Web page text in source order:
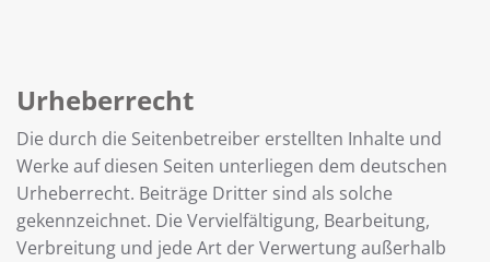
Urheberrecht
Die durch die Seitenbetreiber erstellten Inhalte und
Werke auf diesen Seiten unterliegen dem deutschen
Urheberrecht. Beiträge Dritter sind als solche
gekennzeichnet. Die Vervielfältigung, Bearbeitung,
Verbreitung und jede Art der Verwertung außerhalb